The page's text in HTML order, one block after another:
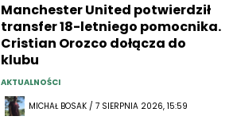
Manchester United potwierdził
transfer 18-letniego pomocnika.
Cristian Orozco dołącza do
klubu
AKTUALNOŚCI
MICHAŁ BOSAK / 7 SIERPNIA 2026, 15:59